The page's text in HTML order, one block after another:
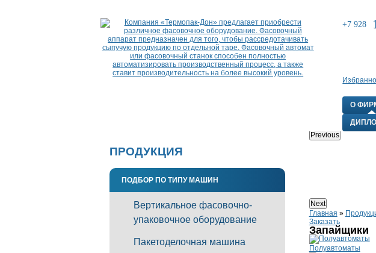
+7 928
О
ПРОДУКЦИЯ
ПОДБОР ПО ТИПУ МАШИН
Вертикальное фасовочно-
упаковочное оборудование
Пакетоделочная машина
Previous
Next
Главная »
Заказать
Запайщики
Полуавтоматы